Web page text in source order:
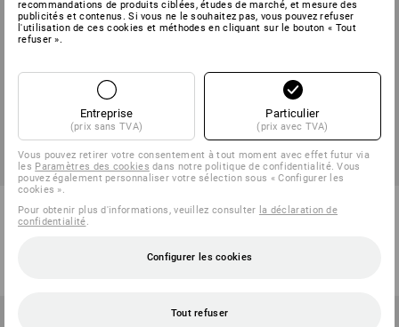
Balai de rue 400x60 mm Manche en tube métallique
à p. de
(TTC) à p. de 20 Pièces
recommandations de produits ciblées, études de marché, et mesure des
publicités et contenus. Si vous ne le souhaitez pas, vous pouvez refuser
l'utilisation de ces cookies et méthodes en cliquant sur le bouton « Tout
refuser ».
Entreprise
(prix sans TVA)
Particulier
(prix avec TVA)
Vous pouvez retirer votre consentement à tout moment avec effet futur via
les Paramètres des cookies dans notre politique de confidentialité. Vous
pouvez également personnaliser votre sélection sous « Configurer les
cookies ».
Pour obtenir plus d'informations, veuillez consulter la déclaration de
confidentialité
Configurer les cookies
Tout refuser